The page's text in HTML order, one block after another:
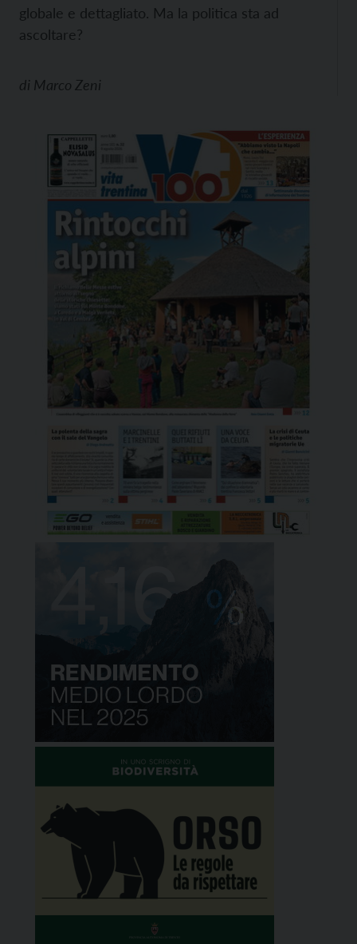
globale e dettagliato. Ma la politica sta ad
ascoltare?
di Marco Zeni